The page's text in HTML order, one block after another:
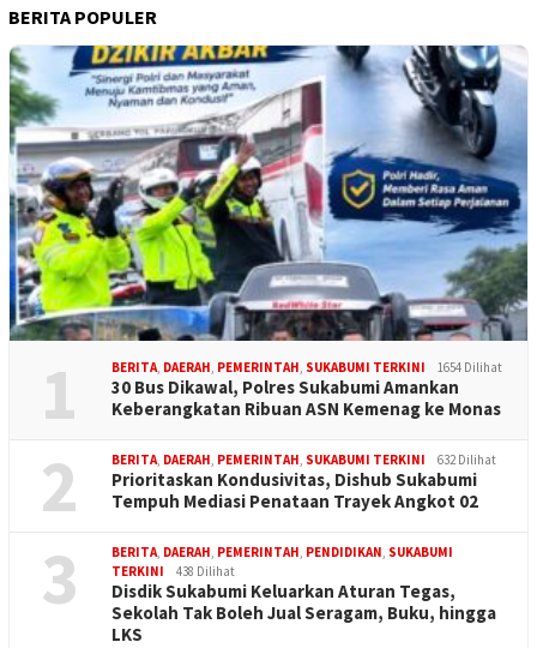
BERITA POPULER
1 BERITA, DAERAH, PEMERINTAH, SUKABUMI TERKINI 1654 Dilihat
30 Bus Dikawal, Polres Sukabumi Amankan
Keberangkatan Ribuan ASN Kemenag ke Monas
2 BERITA, DAERAH, PEMERINTAH, SUKABUMI TERKINI 632 Dilihat
Prioritaskan Kondusivitas, Dishub Sukabumi
Tempuh Mediasi Penataan Trayek Angkot 02
3 BERITA, DAERAH, PEMERINTAH, PENDIDIKAN, SUKABUMI
TERKINI
438 Dilihat
Disdik Sukabumi Keluarkan Aturan Tegas,
Sekolah Tak Boleh Jual Seragam, Buku, hingga
LKS